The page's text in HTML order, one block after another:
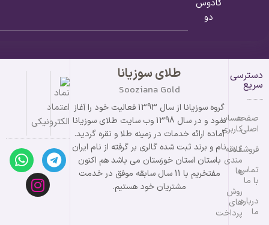
کادوس
دو
دسترسی
سریع
صفحه
اصلی
فروشگاه
تماس
با ما
درباره
ما
حساب
کاربری
علاقه
مندی
ها
روش
های
پرداخت
طلای سوزیانا
Sooziana Gold
گروه سوزیانا از سال 1393 فعالیت خود را آغاز
نمود و در سال 1398 وب سایت طلای سوزیانا
آماده ارائه خدمات در زمینه طلا و نقره گردید.
نام و برند ثبت شده گالری بر گرفته از نام ایران
باستان استان خوزستان می باشد هم اکنون
مفتخریم با 11 سال سابقه موفق در خدمت
مشتریان خود هستیم.